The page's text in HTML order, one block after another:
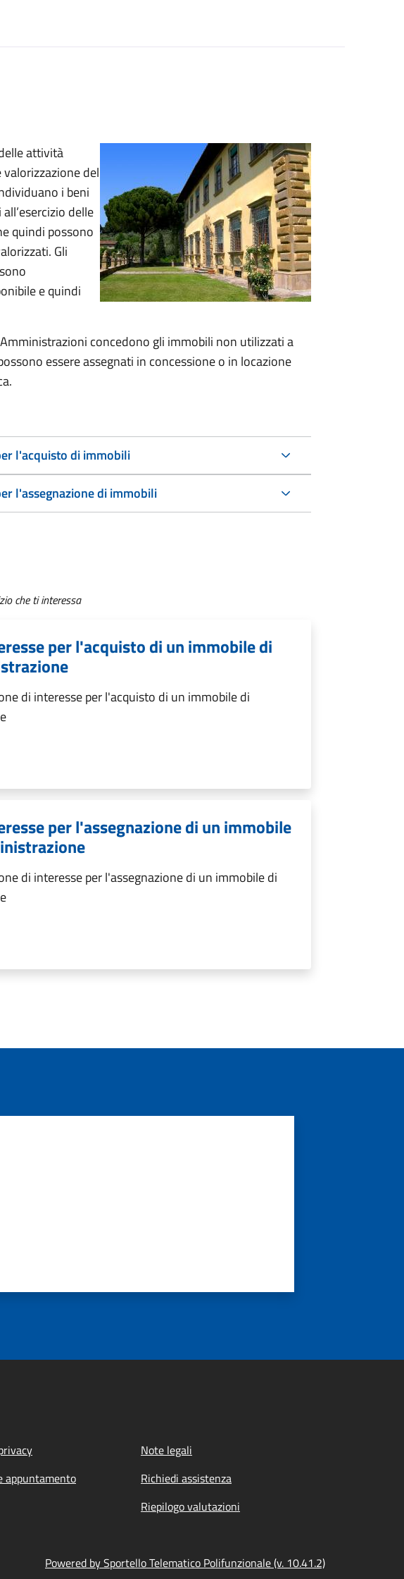
attività
del
i beni
delle
quindi possono
Gli
e quindi
concedono gli immobili non utilizzati a
essere assegnati in concessione o in locazione
l'acquisto di immobili
l'assegnazione di immobili
che ti interessa
per l'acquisto di un immobile di
di interesse per l'acquisto di un immobile di
per l'assegnazione di un immobile
di interesse per l'assegnazione di un immobile di
Note legali
appuntamento
Richiedi assistenza
Riepilogo valutazioni
Powered by Sportello Telematico Polifunzionale (v. 10.41.2)